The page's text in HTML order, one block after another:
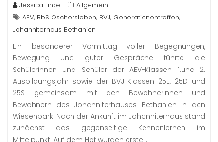
Jessica Linke
Allgemein
AEV, BbS Oschersleben, BVJ, Generationentreffen,
Johanniterhaus Bethanien
Ein besonderer Vormittag voller Begegnungen,
Bewegung und guter Gespräche führte die
Schülerinnen und Schüler der AEV-Klassen 1.und 2.
Ausbildungsjahr sowie der BVJ-Klassen 25E, 25D und
25S gemeinsam mit den Bewohnerinnen und
Bewohnern des Johanniterhauses Bethanien in den
Wiesenpark. Nach der Ankunft im Johanniterhaus stand
zunächst das gegenseitige Kennenlernen im
Mittelpunkt. Auf dem Hof wurden erste…